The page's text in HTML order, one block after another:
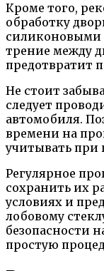
Кроме того,
обработку
силиконовыми
трение между
предотвратит
Не стоит
следует
автомобиля.
времени на
учитывать при
Регулярное
сохранить их
условиях и
лобовому
безопасности
простую